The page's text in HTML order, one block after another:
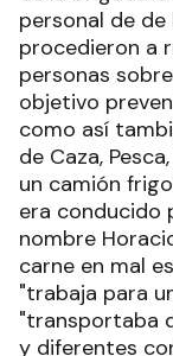
personal de de
procedieron a
personas
objetivo
como así
de Caza,
un camión
era conducido
nombre
carne en mal
"trabaja para
"transportaba
y diferentes